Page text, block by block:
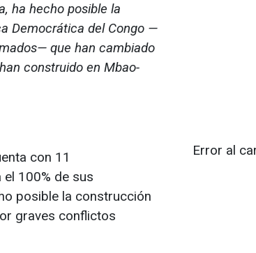
ha hecho posible la
Democrática del Congo —
que han cambiado
construido en Mbao-
con 11
100% de sus
posible la construcción
graves conflictos
Error al